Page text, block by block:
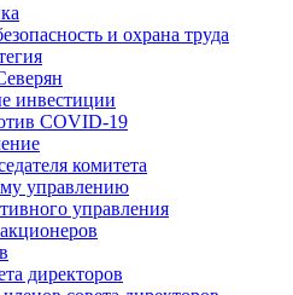
и охрана труда
инвестиции
COVID‑19
комитета
управлению
управления
директоров